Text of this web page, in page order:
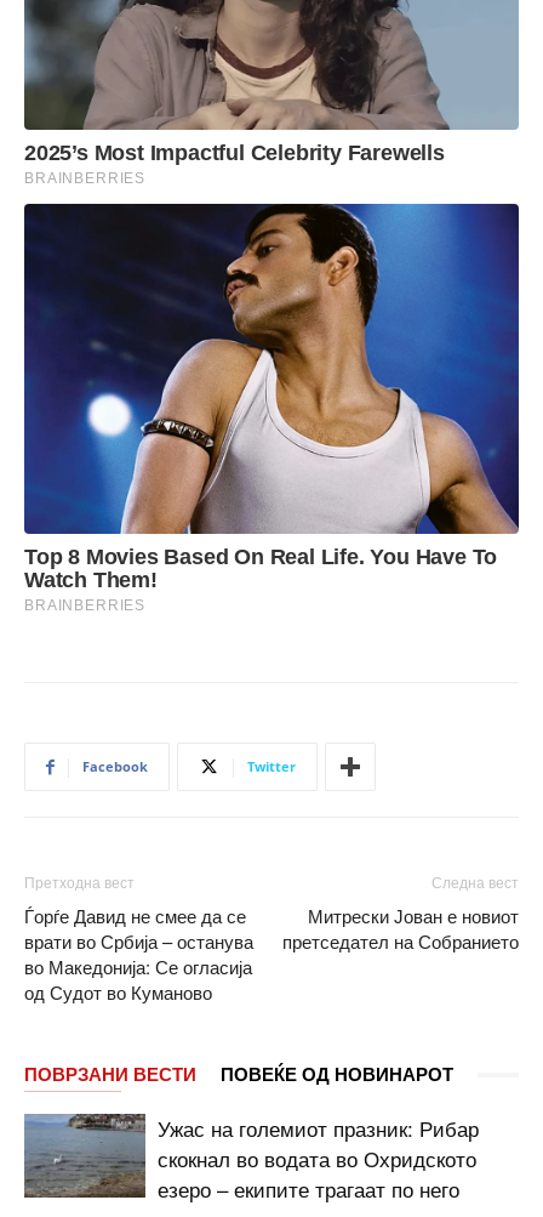
Facebook Twitter
Претходна вест
Ѓорѓе Давид не смее да се
врати во Србија – останува
во Македонија: Се огласија
од Судот во Куманово
Следна вест
Митрески Јован е новиот
претседател на Собранието
ПОВРЗАНИ ВЕСТИ ПОВЕЌЕ ОД НОВИНАРОТ
Ужас на големиот празник: Рибар
скокнал во водата во Охридското
езеро – екипите трагаат по него